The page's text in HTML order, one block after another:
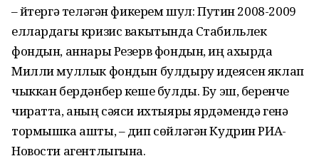
– Әйтергә теләгән фикерем шул: Путин 2008-2009
еллардагы кризис вакытында Стабильлек
фондын, аннары Резерв фондын, иң ахырда
Милли муллык фондын булдыру идеясен яклап
чыккан бердәнбер кеше булды. Бу эш, беренче
чиратта, аның сәяси ихтыяры ярдәмендә генә
тормышка ашты, – дип сөйләгән Кудрин РИА-
Новости агентлыгына.